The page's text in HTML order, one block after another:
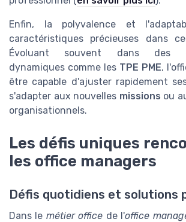
Enfin, la polyvalence et
caractéristiques précieuses dans
Évoluant souvent dans des
dynamiques comme les TPE PME,
être capable d'ajuster rapidement
s'adapter aux nouvelles missions ou
organisationnels.
Les défis uniques
les office managers
Défis quotidiens et solutions
Dans le métier office de l'office